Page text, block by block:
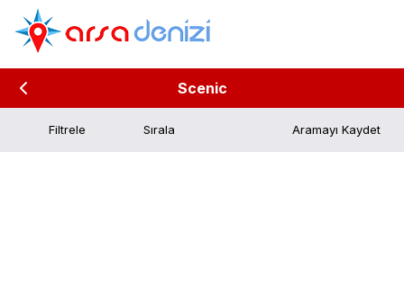
Scenic
Filtrele Aramayı Kaydet